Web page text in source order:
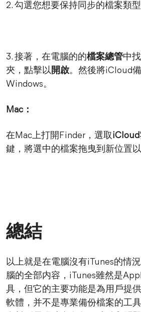
2. 勾選您想要保持同步的檔案類
3. 接著，在電腦的的檔案總管中
夾，點擊以開啟。然後將iCloud
Windows。
Mac：
在Mac上打開Finder，選取iCloud
鍵，將選中的檔案拖曳到新位置以
總結
以上就是在電腦沒有iTunes的情
腦的全部内容，iTunes雖然是
具，但它的主要功能是為用戶提
軟體，并不是專業備份檔案的工